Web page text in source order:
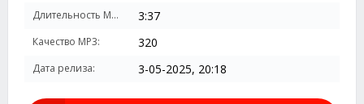
Длительность MP3: 3:37
Качество MP3: 320
Дата релиза: 3-05-2025, 20:18